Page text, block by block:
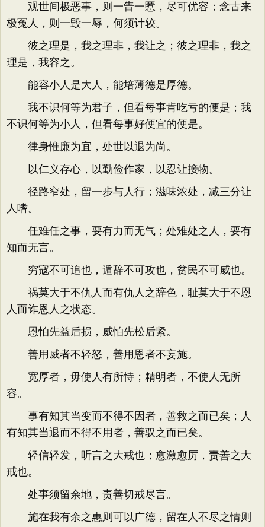
观世间极恶事，则一眚一慝，尽可优容；念古来
极冤人，则一毁一辱，何须计较。
彼之理是，我之理非，我让之；彼之理非，我之
理是，我容之。
能容小人是大人，能培薄德是厚德。
我不识何等为君子，但看每事肯吃亏的便是；我
不识何等为小人，但看每事好便宜的便是。
律身惟廉为宜，处世以退为尚。
以仁义存心，以勤俭作家，以忍让接物。
径路窄处，留一步与人行；滋味浓处，减三分让
人嗜。
任难任之事，要有力而无气；处难处之人，要有
知而无言。
穷寇不可追也，遁辞不可攻也，贫民不可威也。
祸莫大于不仇人而有仇人之辞色，耻莫大于不恩
人而诈恩人之状态。
恩怕先益后损，威怕先松后紧。
善用威者不轻怒，善用恩者不妄施。
宽厚者，毋使人有所恃；精明者，不使人无所
容。
事有知其当变而不得不因者，善救之而已矣；人
有知其当退而不得不用者，善驭之而已矣。
轻信轻发，听言之大戒也；愈激愈厉，责善之大
戒也。
处事须留余地，责善切戒尽言。
施在我有余之惠则可以广德，留在人不尽之情则